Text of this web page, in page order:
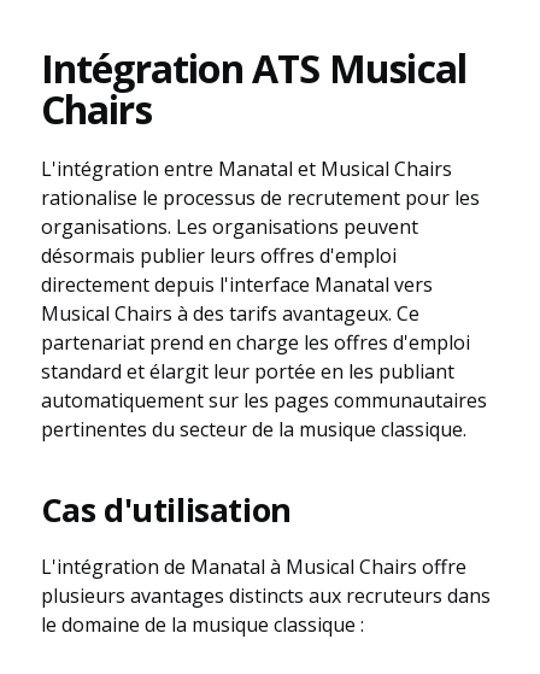
Intégration ATS Musical
Chairs
L'intégration entre Manatal et Musical Chairs
rationalise le processus de recrutement pour les
organisations. Les organisations peuvent
désormais publier leurs offres d'emploi
directement depuis l'interface Manatal vers
Musical Chairs à des tarifs avantageux. Ce
partenariat prend en charge les offres d'emploi
standard et élargit leur portée en les publiant
automatiquement sur les pages communautaires
pertinentes du secteur de la musique classique.
Cas d'utilisation
L'intégration de Manatal à Musical Chairs offre
plusieurs avantages distincts aux recruteurs dans
le domaine de la musique classique :